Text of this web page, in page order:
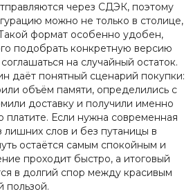
через СДЭК, поэтому
можно не только в столице,
формат особенно удобен,
подобрать конкретную версию
на случайный остаток.
даёт понятный сценарий покупки:
объём памяти, определились с
доставку и получили именно
платите. Если нужна современная
лишних слов и без путаницы в
остаётся самым спокойным и
проходит быстро, а итоговый
в долгий спор между красивым
пользой.